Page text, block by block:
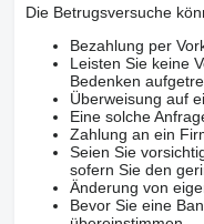
Die Betrugsversuche
Bezahlung per
Leisten Sie keine
Bedenken
Überweisung auf
Eine solche
Zahlung an ein
Seien Sie
sofern Sie den
Änderung von
Bevor Sie eine